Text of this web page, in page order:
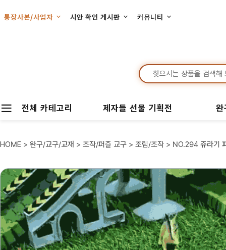
통장사본/사업자 시안 확인 게시판 커뮤니티
전체 카테고리 제자들 선물 기획전
HOME > 완구/교구/교재 > 조작/퍼즐 교구 > 조립/조작 > NO.294 쥬라기